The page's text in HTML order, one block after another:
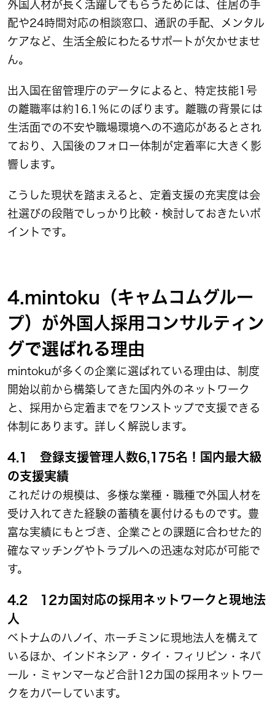
外国人材が長く活躍してもらうためには、住居の手
配や24時間対応の相談窓口、通訳の手配、メンタル
ケアなど、生活全般にわたるサポートが欠かせませ
ん。
出入国在留管理庁のデータによると、特定技能1号
の離職率は約16.1％にのぼります。離職の背景には
生活面での不安や職場環境への不適応があるとされ
ており、入国後のフォロー体制が定着率に大きく影
響します。
こうした現状を踏まえると、定着支援の充実度は会
社選びの段階でしっかり比較・検討しておきたいポ
イントです。
4.mintoku（キャムコムグルー
プ）が外国人採用コンサルティン
グで選ばれる理由
mintokuが多くの企業に選ばれている理由は、制度
開始以前から構築してきた国内外のネットワーク
と、採用から定着までをワンストップで支援できる
体制にあります。詳しく解説します。
4.1 登録支援管理人数6,175名！国内最大級
の支援実績
これだけの規模は、多様な業種・職種で外国人材を
受け入れてきた経験の蓄積を裏付けるものです。豊
富な実績にもとづき、企業ごとの課題に合わせた的
確なマッチングやトラブルへの迅速な対応が可能で
す。
4.2 12カ国対応の採用ネットワークと現地法
人
ベトナムのハノイ、ホーチミンに現地法人を構えて
いるほか、インドネシア・タイ・フィリピン・ネパ
ール・ミャンマーなど合計12カ国の採用ネットワー
クをカバーしています。